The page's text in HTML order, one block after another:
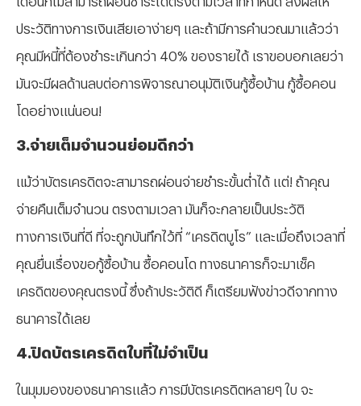
ประวัติทางการเงินเสียเอาง่ายๆ และถ้ามีการคำนวณมาแล้วว่า
คุณมีหนี้ที่ต้องชำระเกินกว่า 40% ของรายได้ เราขอบอกเลยว่า
มันจะมีผลด้านลบต่อการพิจารณาอนุมัติเงินกู้ซื้อบ้าน กู้ซื้อคอน
โดอย่างแน่นอน!
3.จ่ายเต็มจำนวนย่อมดีกว่า
แม้ว่าบัตรเครดิตจะสามารถผ่อนจ่ายชำระขั้นต่ำได้ แต่! ถ้าคุณ
จ่ายคืนเต็มจำนวน ตรงตามเวลา มันก็จะกลายเป็นประวัติ
ทางการเงินที่ดี ที่จะถูกบันทึกไว้ที่ “เครดิตบูโร” และเมื่อถึงเวลาที่
คุณยื่นเรื่องขอกู้ซื้อบ้าน ซื้อคอนโด ทางธนาคารก็จะมาเช็ค
เครดิตของคุณตรงนี้ ซึ่งถ้าประวัติดี ก็เตรียมฟังข่าวดีจากทาง
ธนาคารได้เลย
4.ปิดบัตรเครดิตใบที่ไม่จำเป็น
ในมุมมองของธนาคารแล้ว การมีบัตรเครดิตหลายๆ ใบ จะ